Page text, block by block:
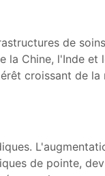
de
la Chine, l'Inde et
croissant de la
de pointe,